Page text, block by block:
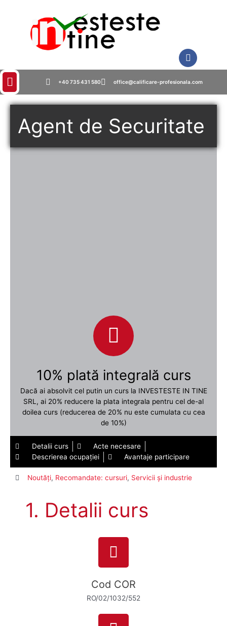
+40 735 431 580 office@calificare-profesionala.com
Agent de Securitate
10% plată integrală curs
Dacă ai absolvit cel putin un curs la INVESTESTE IN TINE
SRL, ai 20% reducere la plata integrala pentru cel de-al
doilea curs (reducerea de 20% nu este cumulata cu cea
de 10%)
Detalii curs
Acte necesare
Descrierea ocupaţiei
Avantaje participare
Noutăți, Recomandate: cursuri, Servicii și industrie
1. Detalii curs
Cod COR
RO/02/1032/552